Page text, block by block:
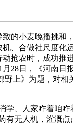
小麦晚播挑和
、合做社尺度化
抢农时，成功推
28日，《河南日
野上》为题，对相
、人家咋着咱咋
有无人机，灌溉点